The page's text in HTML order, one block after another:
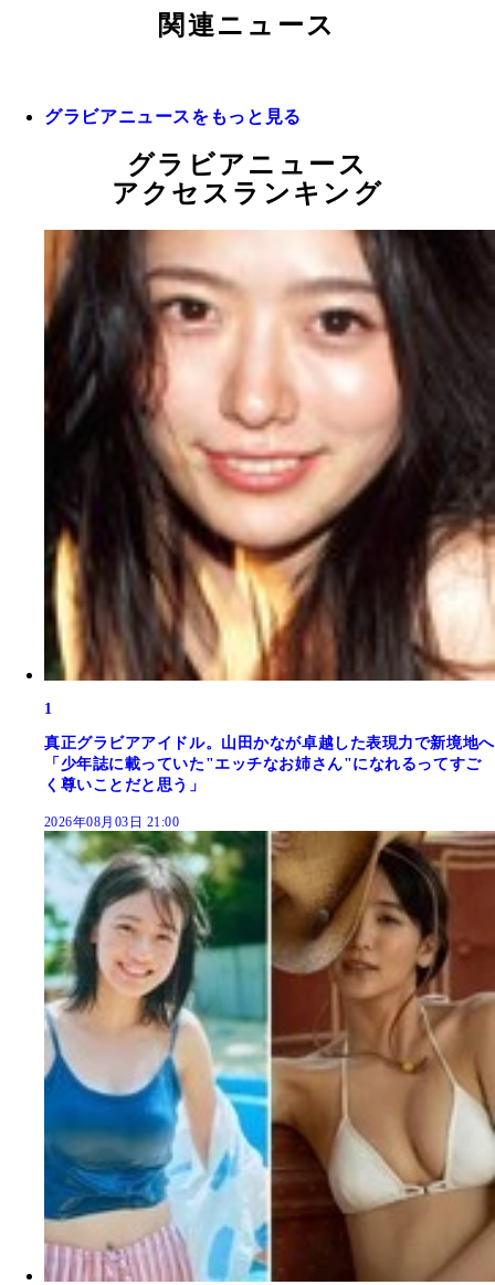
関連ニュース
グラビアニュースをもっと見る
グラビアニュース
アクセスランキング
1
真正グラビアアイドル。山田かなが卓越した表現力で新境地へ
「少年誌に載っていた"エッチなお姉さん"になれるってすご
く尊いことだと思う」
2026年08月03日 21:00